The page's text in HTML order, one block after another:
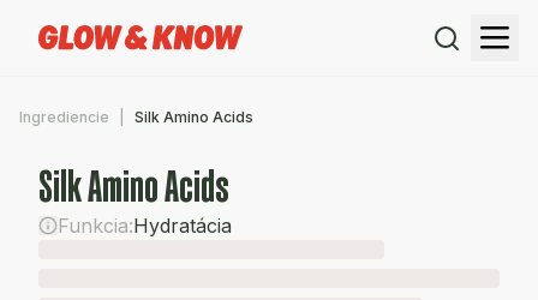
Ingrediencie Silk Amino Acids
Silk Amino Acids
Funkcia:Hydratácia